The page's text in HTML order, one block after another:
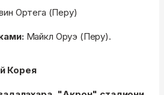
Ортега (Перу)
Майкл Оруэ (Перу).
Корея